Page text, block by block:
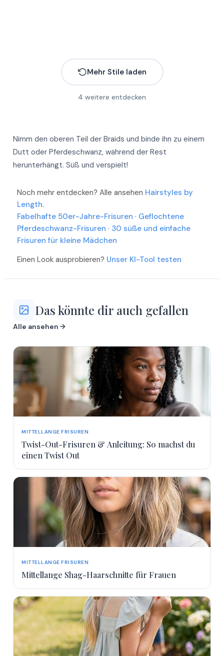
Mehr Stile laden
4 weitere entdecken
Nimm den oberen Teil der Braids und binde ihn zu einem
Dutt oder Pferdeschwanz, während der Rest
herunterhängt. Süß und verspielt!
Noch mehr entdecken? Alle ansehen Hairstyles by
Length.
Fabelhafte 50er-Jahre-Frisuren · Geflochtene
Pferdeschwanz-Frisuren · 30 süße und einfache
Frisuren für kleine Mädchen
Einen Look ausprobieren? Unser KI-Tool testen
Das könnte dir auch gefallen
Alle ansehen
MITTELLANGE FRISUREN
Twist-Out-Frisuren & Anleitung: So machst du
einen Twist Out
MITTELLANGE FRISUREN
Mittellange Shag-Haarschnitte für Frauen